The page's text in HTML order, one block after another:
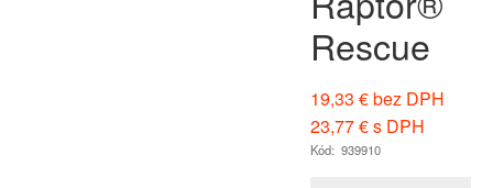
Rescue
19,33 €bez DPH
23,77€s DPH
Kód: 939910